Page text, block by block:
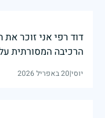
דוד רפי אני זוכר
הרכיבה המסורתית על
יוסי|20 באפריל 2026